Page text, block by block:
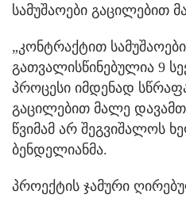
სამუშაოები გაცილებით
„კონტრაქტით
გათვალისწინებულია 9
პროცესი იმდენად
გაცილებით მალე
წვიმამ არ შეგვიშალოს
ბენდელიანმა.
პროექტის ჯამური